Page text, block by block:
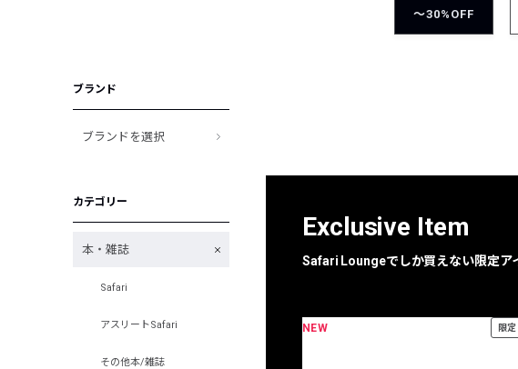
～30%OFF
ブランド
ブランドを選択
カテゴリー
本・雑誌
Safari
アスリートSafari
その他本/雑誌
Exclusive Item
Safari Loungeでしか買えない限定ア
NEW 限定